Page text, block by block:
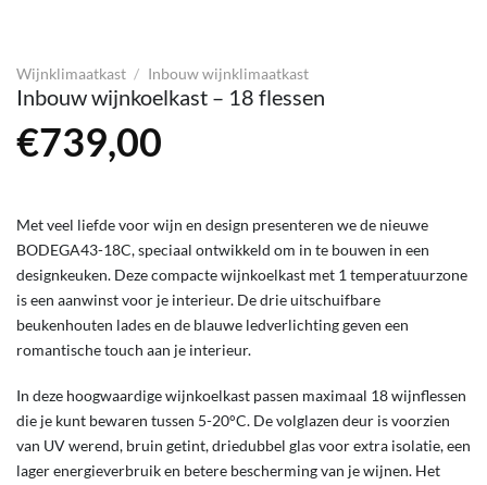
Wijnklimaatkast / Inbouw wijnklimaatkast
Inbouw wijnkoelkast – 18 flessen
€739,00
Met veel liefde voor wijn en design presenteren we de nieuwe
BODEGA43-18C, speciaal ontwikkeld om in te bouwen in een
designkeuken. Deze compacte wijnkoelkast met 1 temperatuurzone
is een aanwinst voor je interieur. De drie uitschuifbare
beukenhouten lades en de blauwe ledverlichting geven een
romantische touch aan je interieur.
In deze hoogwaardige wijnkoelkast passen maximaal 18 wijnflessen
die je kunt bewaren tussen 5-20°C. De volglazen deur is voorzien
van UV werend, bruin getint, driedubbel glas voor extra isolatie, een
lager energieverbruik en betere bescherming van je wijnen. Het